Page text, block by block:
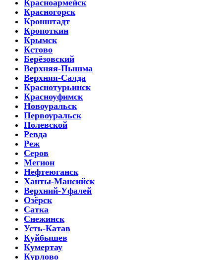
Красноармейск
Красногорск
Кронштадт
Кропоткин
Крымск
Кстово
Берёзовский
Верхняя-Пышма
Верхняя-Салда
Краснотурьинск
Красноуфимск
Новоуральск
Первоуральск
Полевской
Ревда
Реж
Серов
Мегион
Нефтеюганск
Ханты-Мансийск
Верхний-Уфалей
Озёрск
Сатка
Снежинск
Усть-Катав
Куйбышев
Кумертау
Курлово